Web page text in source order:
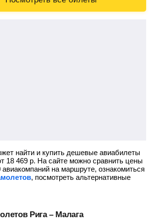
найти и купить дешевые авиабилеты
18 469 р. На сайте можно сравнить цены
на маршруте, ознакомиться
, посмотреть альтернативные
Рига – Малага